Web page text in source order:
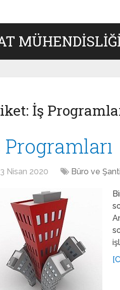
İş
Programları
Nisan 2020 Büro ve